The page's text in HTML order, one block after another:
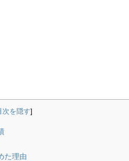
次を隠す]
た理由